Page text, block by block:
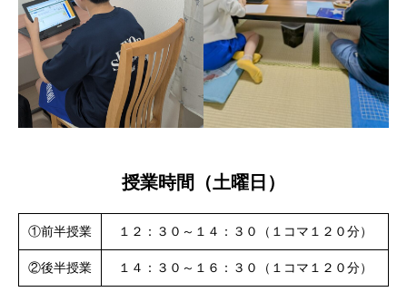
授業時間（土曜日）
①前半授業 １２：３０～１４：３０（１コマ１２０分）
②後半授業 １４：３０～１６：３０（１コマ１２０分）